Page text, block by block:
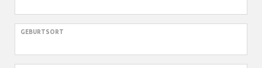
GEBURTSORT